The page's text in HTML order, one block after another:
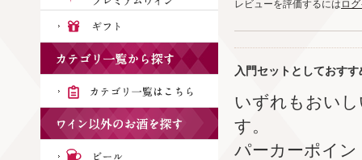
レビューを評価するには ロ
入門セットとしておす
いずれもおい
す。
パーカーポイ